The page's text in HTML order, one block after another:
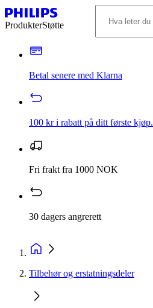
ProdukterStøtte
Betal senere med Klarna
100 kr i rabatt på ditt første kjøp.
Fri frakt fra 1000 NOK
30 dagers angrerett
Tilbehør og erstatningsdeler